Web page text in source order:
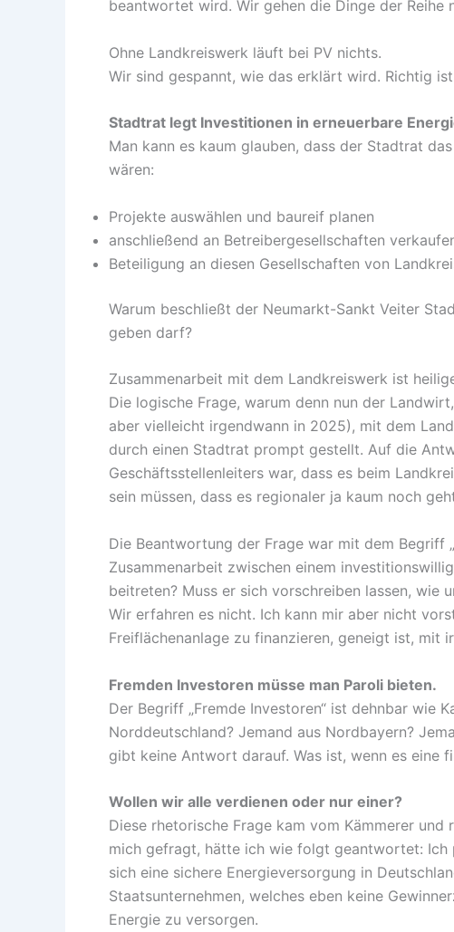
beantwortet wird. Wir gehen die Dinge der Reihe
Ohne Landkreiswerk läuft bei PV nichts.
Wir sind gespannt, wie das erklärt wird. Richtig
Stadtrat legt Investitionen in erneuerbare
Man kann es kaum glauben, dass der Stadtrat
wären:
Projekte auswählen und baureif planen
anschließend an Betreibergesellschaften
Beteiligung an diesen Gesellschaften von
Warum beschließt der Neumarkt-Sankt Veiter
geben darf?
Zusammenarbeit mit dem Landkreiswerk ist
Die logische Frage, warum denn nun der
aber vielleicht irgendwann in 2025), mit dem
durch einen Stadtrat prompt gestellt. Auf die
Geschäftsstellenleiters war, dass es beim
sein müssen, dass es regionaler ja kaum noch
Die Beantwortung der Frage war mit dem Begriff
Zusammenarbeit zwischen einem
beitreten? Muss er sich vorschreiben lassen, wie
Wir erfahren es nicht. Ich kann mir aber nicht
Freiflächenanlage zu finanzieren, geneigt ist, mit
Fremden Investoren müsse man Paroli bieten.
Der Begriff „Fremde Investoren“ ist dehnbar wie
Norddeutschland? Jemand aus Nordbayern?
gibt keine Antwort darauf. Was ist, wenn es eine
Wollen wir alle verdienen oder nur einer?
Diese rhetorische Frage kam vom Kämmerer
mich gefragt, hätte ich wie folgt geantwortet: Ich
sich eine sichere Energieversorgung in
Staatsunternehmen, welches eben keine
Energie zu versorgen.